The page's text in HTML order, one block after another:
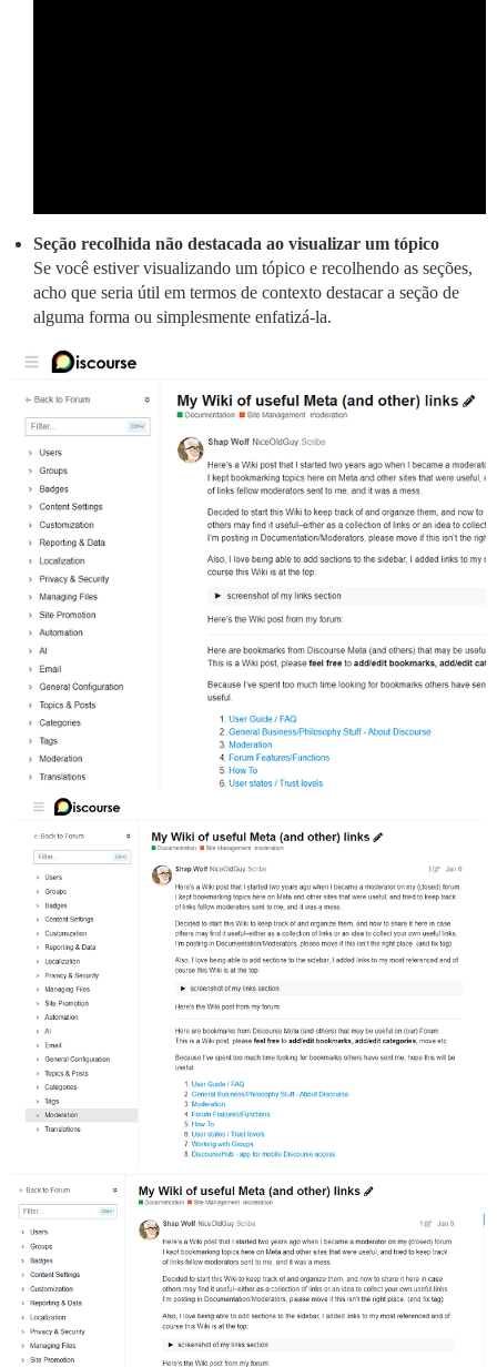
Seção recolhida não destacada ao visualizar um tópico
Se você estiver visualizando um tópico e recolhendo as seções,
acho que seria útil em termos de contexto destacar a seção de
alguma forma ou simplesmente enfatizá-la.